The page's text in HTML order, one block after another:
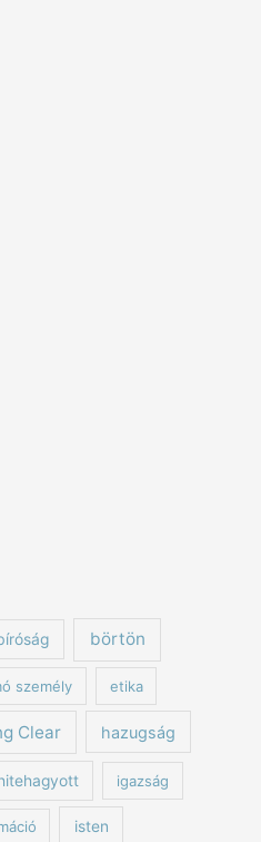
börtön
személy etika
Clear hazugság
igazság
isten